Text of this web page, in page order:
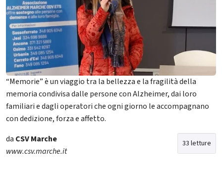
“Memorie” è un viaggio tra la bellezza e la fragilità della
memoria condivisa dalle persone con Alzheimer, dai loro
familiari e dagli operatori che ogni giorno le accompagnano
con dedizione, forza e affetto.
33 letture
da CSV Marche
www.csv.marche.it